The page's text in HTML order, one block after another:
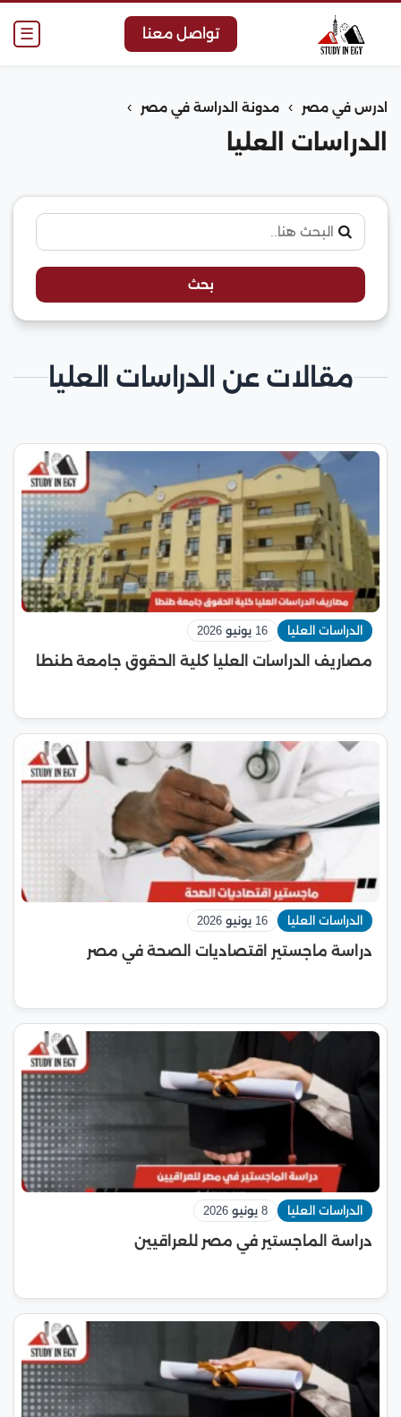
☰ تواصل معنا
ادرس في مصر › مدونة الدراسة في مصر ›
الدراسات العليا
بحث
مقالات عن الدراسات العليا
الدراسات العليا 16 يونيو 2026
مصاريف الدراسات العليا كلية الحقوق جامعة طنطا
الدراسات العليا 16 يونيو 2026
دراسة ماجستير اقتصاديات الصحة في مصر
الدراسات العليا 8 يونيو 2026
دراسة الماجستير في مصر للعراقيين